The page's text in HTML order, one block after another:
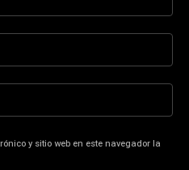
y sitio web en este navegador la